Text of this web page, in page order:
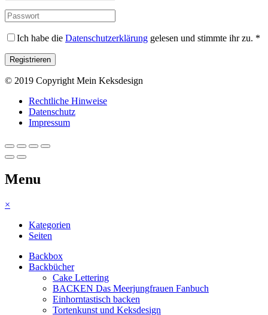
Ich habe die Datenschutzerklärung gelesen und stimmte ihr zu. *
© 2019 Copyright Mein Keksdesign
Rechtliche Hinweise
Datenschutz
Impressum
Menu
×
Kategorien
Seiten
Backbox
Backbücher
Cake Lettering
BACKEN Das Meerjungfrauen Fanbuch
Einhorntastisch backen
Tortenkunst und Keksdesign